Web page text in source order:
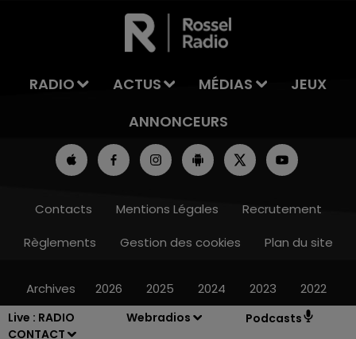
Live : RADIO
CONTACT
Webradios Podcasts
LA TEAM DE L'ÉTÉ
RADIO ACTUS MÉDIAS
JEUX
ANNONCEURS
Contacts Mentions Légales
Recrutement
Règlements
Gestion des cookies Plan du site
Archives 2026 2025 2024 2023 2022